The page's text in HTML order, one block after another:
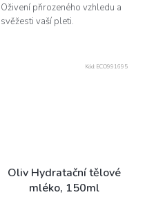
Oživení přirozeného vzhledu a
svěžesti vaší pleti.
Oliv Hydratační tělové
mléko, 150ml
Kód: ECO991695